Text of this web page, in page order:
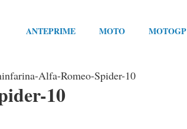
ANTEPRIME MOTO MOTOGP
Alfa-Romeo-Spider-10
10